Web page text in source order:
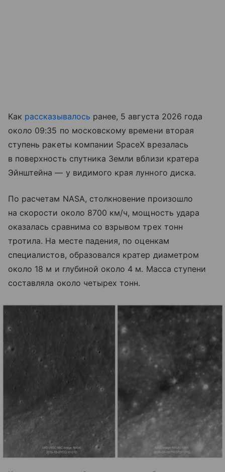
Как рассказывалось ранее, 5 августа 2026 года
около 09:35 по московскому времени вторая
ступень ракеты компании SpaceX врезалась
в поверхность спутника Земли вблизи кратера
Эйнштейна — у видимого края лунного диска.
По расчетам NASA, столкновение произошло
на скорости около 8700 км/ч, мощность удара
оказалась сравнима со взрывом трех тонн
тротила. На месте падения, по оценкам
специалистов, образовался кратер диаметром
около 18 м и глубиной около 4 м. Масса ступени
составляла около четырех тонн.